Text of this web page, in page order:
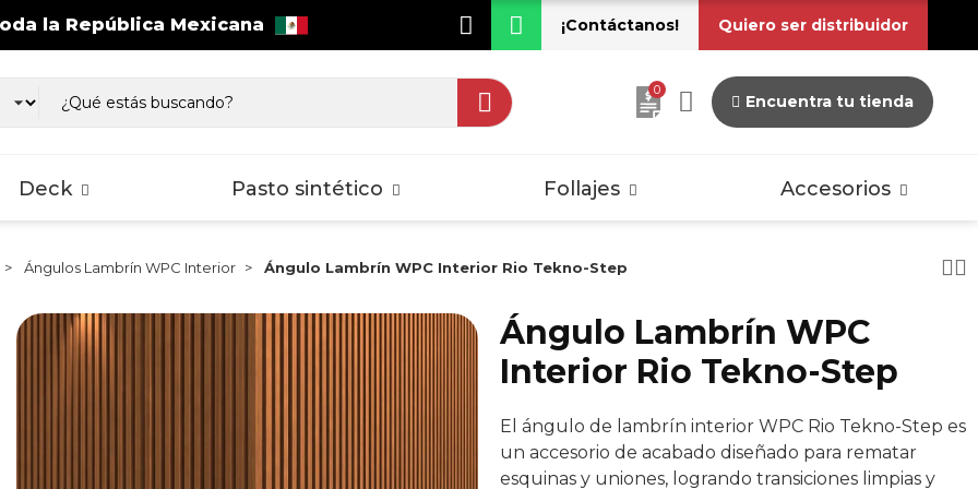
la República Mexicana ¡Contáctanos! Quiero ser distribuidor
0
Encuentra tu tienda
WPC Exterior
Laminados
Pisos Laminados
Pisos Laminados
Vintage
Deck Pasto sintético Follajes Accesorios
Laminados
Pisos Laminados
Pisos Laminados
Ángulos Lambrín WPC Interior Ángulo Lambrín WPC Interior Rio Tekno-Step
Ángulo Lambrín WPC
Interior Rio Tekno-Step
El ángulo de lambrín interior WPC Rio Tekno-Step es
un accesorio de acabado diseñado para rematar
esquinas y uniones, logrando transiciones limpias y